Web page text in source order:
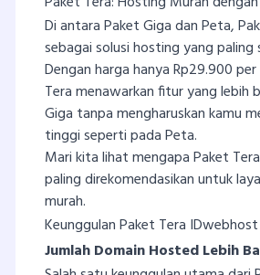
Di antara Paket Giga dan Peta,
sebagai solusi hosting yang paling
Dengan harga hanya Rp29.900
Tera menawarkan fitur yang lebih
Giga tanpa mengharuskan kamu
tinggi seperti pada Peta.
Mari kita lihat mengapa Paket
paling direkomendasikan untuk
murah.
Keunggulan Paket Tera IDwebhost
Jumlah Domain Hosted Lebih